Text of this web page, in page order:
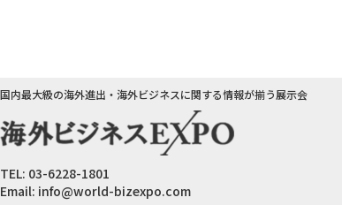
国内最大級の海外進出・海外ビジネスに関する情報が揃う展示会
TEL: 03-6228-1801
Email: info@world-bizexpo.com